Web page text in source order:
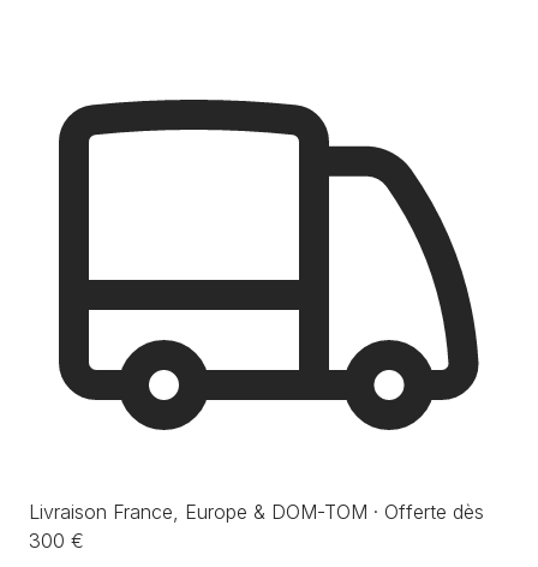
Livraison France, Europe & DOM-TOM · Offerte dès
300 €